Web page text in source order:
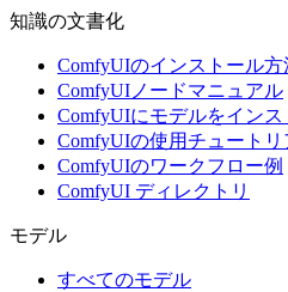
知識の文書化
ComfyUIのインストール方
ComfyUIノードマニュアル
ComfyUIにモデルをイン
ComfyUIの使用チュートリ
ComfyUIのワークフロー例
ComfyUI ディレクトリ
モデル
すべてのモデル